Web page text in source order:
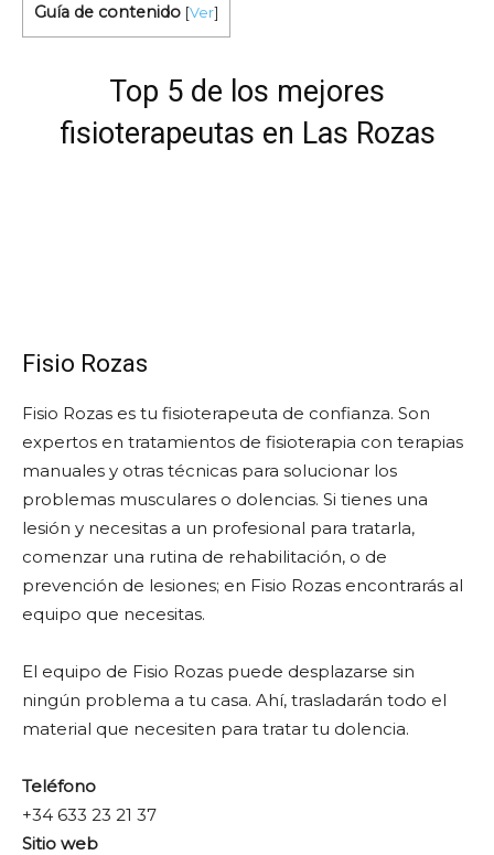
Guía de contenido [Ver]
Top 5 de los mejores
fisioterapeutas en Las Rozas
Fisio Rozas
Fisio Rozas es tu fisioterapeuta de confianza. Son
expertos en tratamientos de fisioterapia con terapias
manuales y otras técnicas para solucionar los
problemas musculares o dolencias. Si tienes una
lesión y necesitas a un profesional para tratarla,
comenzar una rutina de rehabilitación, o de
prevención de lesiones; en Fisio Rozas encontrarás al
equipo que necesitas.
El equipo de Fisio Rozas puede desplazarse sin
ningún problema a tu casa. Ahí, trasladarán todo el
material que necesiten para tratar tu dolencia.
Teléfono
+34 633 23 21 37
Sitio web